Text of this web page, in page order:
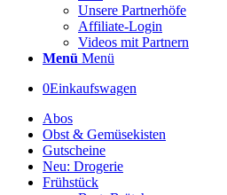
Unsere Partnerhöfe
Affiliate-Login
Videos mit Partnern
Menü Menü
0Einkaufswagen
Abos
Obst & Gemüsekisten
Gutscheine
Neu: Drogerie
Frühstück